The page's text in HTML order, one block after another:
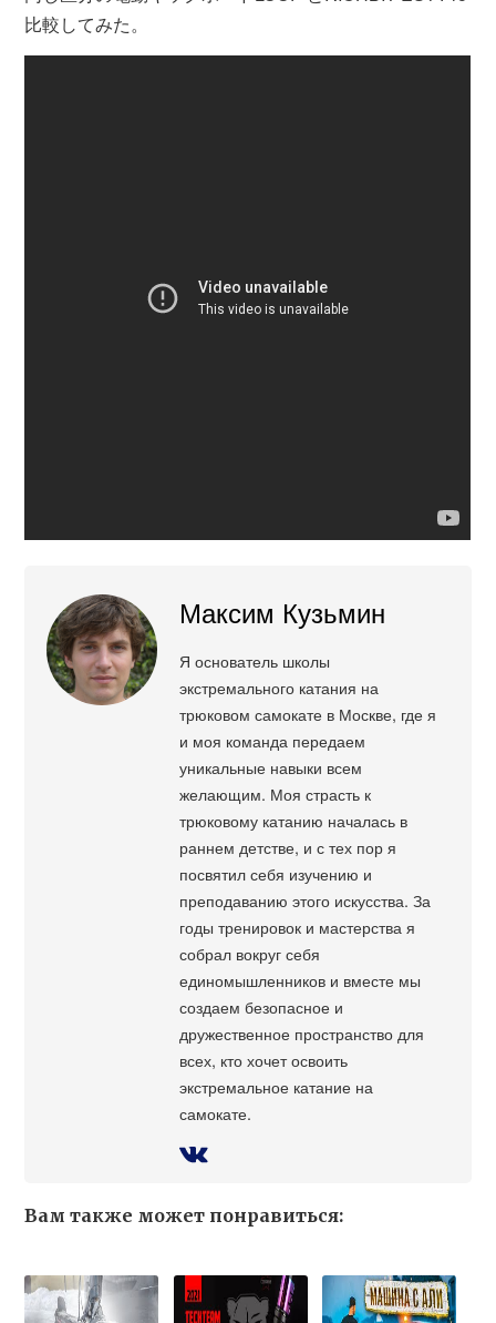
比較してみた。
Максим Кузьмин
Я основатель школы
экстремального катания на
трюковом самокате в Москве, где я
и моя команда передаем
уникальные навыки всем
желающим. Моя страсть к
трюковому катанию началась в
раннем детстве, и с тех пор я
посвятил себя изучению и
преподаванию этого искусства. За
годы тренировок и мастерства я
собрал вокруг себя
единомышленников и вместе мы
создаем безопасное и
дружественное пространство для
всех, кто хочет освоить
экстремальное катание на
самокате.
Вам также может понравиться: